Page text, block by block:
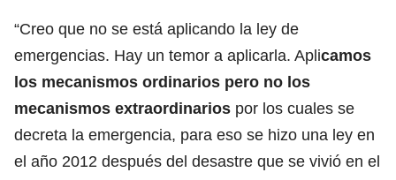
“Creo que no se está aplicando la ley de
emergencias. Hay un temor a aplicarla. Aplicamos
los mecanismos ordinarios pero no los
mecanismos extraordinarios por los cuales se
decreta la emergencia, para eso se hizo una ley en
el año 2012 después del desastre que se vivió en el